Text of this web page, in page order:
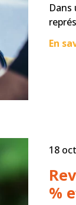
Dans
En
18
%